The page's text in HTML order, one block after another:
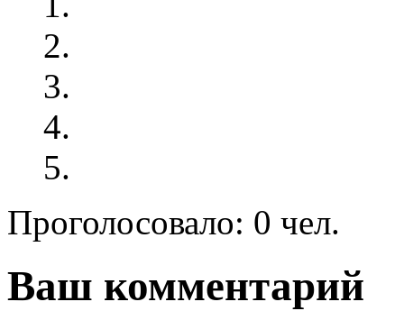
Проголосовало: 0 чел.
Ваш комментарий